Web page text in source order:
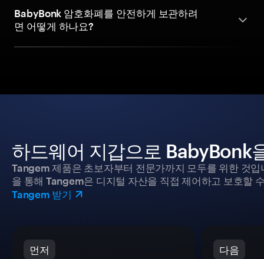
BabyBonk 암호화폐를 안전하게 보관하려
면 어떻게 하나요?
하드웨어 지갑으로 BabyBonk
Tangem 제품은 초보자부터 전문가까지 모두를 위한 것
을 통해 Tangem은 디지털 자산을 직접 제어하고 보호할
Tangem 받기
먼저 다음